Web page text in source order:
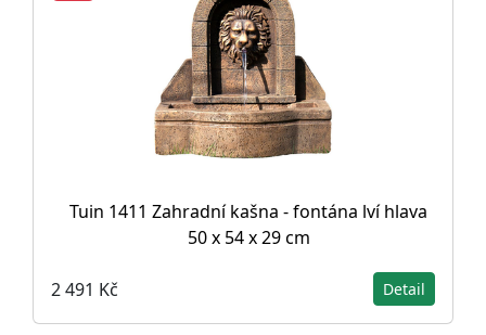
Tuin 1411 Zahradní kašna - fontána lví hlava
50 x 54 x 29 cm
2 491 Kč Detail